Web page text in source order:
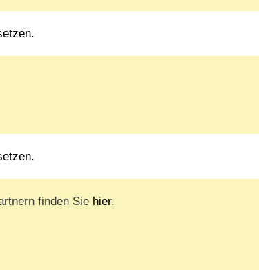
finden Sie hier.